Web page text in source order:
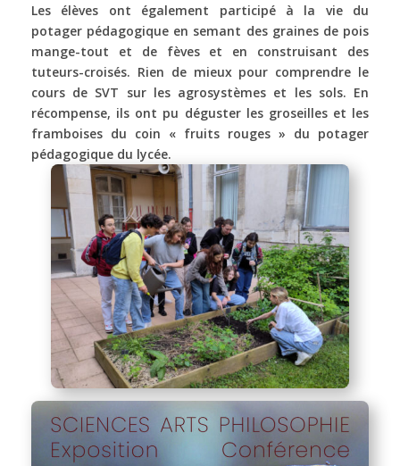
Les élèves ont également participé à la vie du
potager pédagogique en semant des graines de pois
mange-tout et de fèves et en construisant des
tuteurs-croisés. Rien de mieux pour comprendre le
cours de SVT sur les agrosystèmes et les sols. En
récompense, ils ont pu déguster les groseilles et les
framboises du coin « fruits rouges » du potager
pédagogique du lycée.